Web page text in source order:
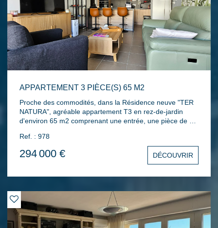
APPARTEMENT 3 PIÈCE(S) 65 M2
Proche des commodités, dans la Résidence neuve "TER
NATURA", agréable appartement T3 en rez-de-jardin
d'environ 65 m2 comprenant une entrée, une pièce de vie
sur la terrasse et le jardin, deux chambres, une salle de
bains, un toilette séparé, une place de parking à
l'extérieur et une place de parking en sous-sol. A visiter
Ref. : 978
294 000 € DÉCOUVRIR